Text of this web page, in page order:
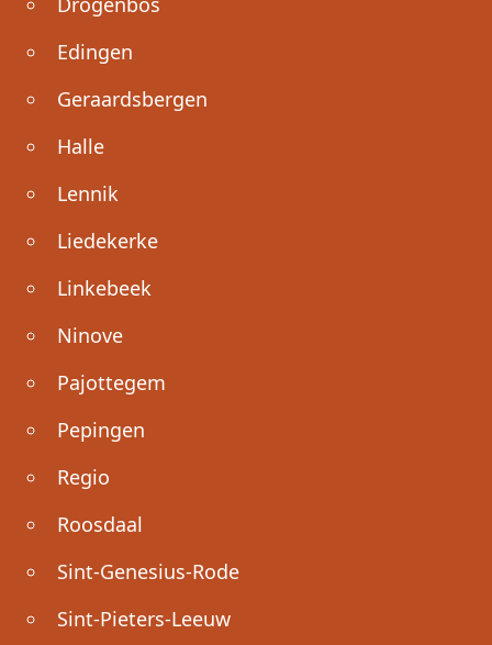
Edingen
Geraardsbergen
Halle
Lennik
Liedekerke
Linkebeek
Ninove
Pajottegem
Pepingen
Regio
Roosdaal
Sint-Genesius-Rode
Sint-Pieters-Leeuw